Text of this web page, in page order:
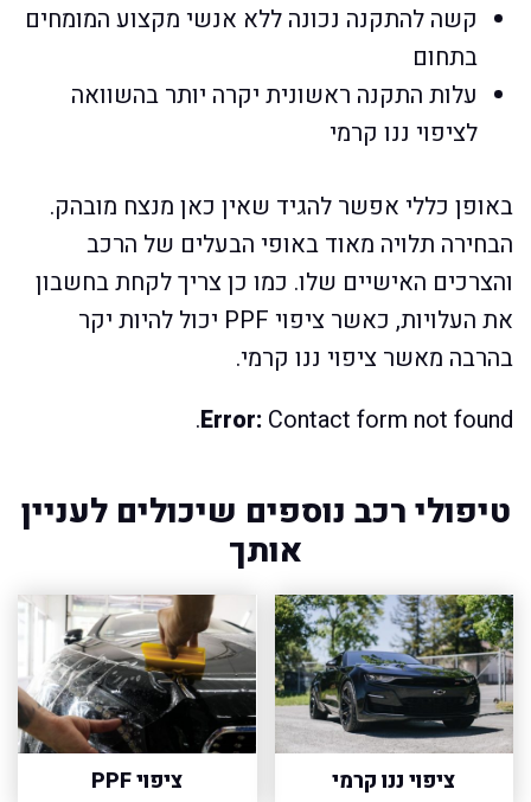
קשה להתקנה נכונה ללא אנשי מקצוע המומחים
בתחום
עלות התקנה ראשונית יקרה יותר בהשוואה
לציפוי ננו קרמי
באופן כללי אפשר להגיד שאין כאן מנצח מובהק.
הבחירה תלויה מאוד באופי הבעלים של הרכב
והצרכים האישיים שלו. כמו כן צריך לקחת בחשבון
את העלויות, כאשר ציפוי PPF יכול להיות יקר
בהרבה מאשר ציפוי ננו קרמי.
Error: Contact form not found.
טיפולי רכב נוספים שיכולים לעניין
אותך
ציפוי ננו קרמי ציפוי PPF